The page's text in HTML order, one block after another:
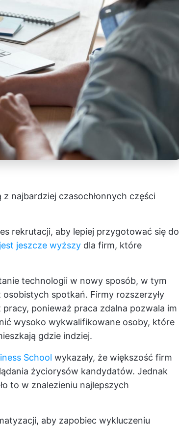
najbardziej czasochłonnych części
rekrutacji, aby lepiej przygotować się do
jest jeszcze wyższy dla firm, które
technologii w nowy sposób, w tym
spotkań. Firmy rozszerzyły
ponieważ praca zdalna pozwala im
wysoko wykwalifikowane osoby, które
gdzie indziej.
School wykazały, że większość firm
życiorysów kandydatów. Jednak
to w znalezieniu najlepszych
aby zapobiec wykluczeniu